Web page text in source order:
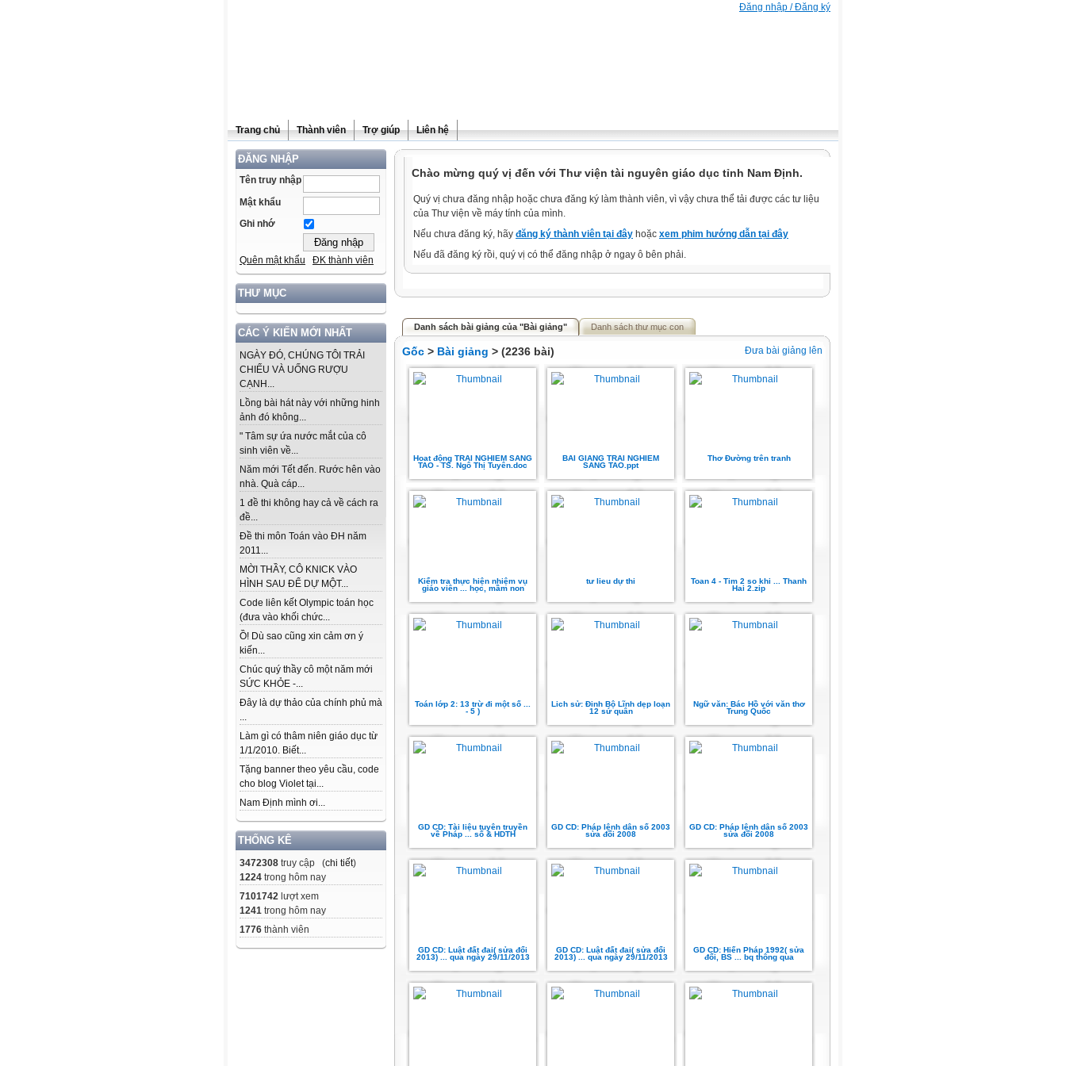
Đăng nhập / Đăng ký
Trang chủ Thành viên Trợ giúp Liên hệ
ĐĂNG NHẬP
Tên truy nhập
Mật khẩu
Ghi nhớ
Quên mật khẩu ĐK thành viên
THƯ MỤC
CÁC Ý KIẾN MỚI NHẤT
NGÀY ĐÓ, CHÚNG TÔI TRẢI
CHIẾU VÀ UỐNG RƯỢU
CẠNH...
Lồng bài hát này với những hinh
ảnh đó không...
" Tâm sự ứa nước mắt của cô
sinh viên về...
Năm mới Tết đến. Rước hên vào
nhà. Quà cáp...
1 đề thi không hay cả về cách ra
đề...
Đề thi môn Toán vào ĐH năm
2011...
MỜI THẦY, CÔ KNICK VÀO
HÌNH SAU ĐỂ DỰ MỘT...
Code liên kết Olympic toán học
(đưa vào khối chức...
Ồ! Dù sao cũng xin cảm ơn ý
kiến...
Chúc quý thầy cô một năm mới
SỨC KHỎE -...
Đây là dự thảo của chính phủ mà
...
Làm gì có thâm niên giáo dục từ
1/1/2010. Biết...
Tặng banner theo yêu cầu, code
cho blog Violet tại...
Nam Định mình ơi...
THỐNG KÊ
3472308 truy cập (chi tiết)
1224 trong hôm nay
7101742 lượt xem
1241 trong hôm nay
1776 thành viên
Chào mừng quý vị đến với Thư viện tài nguyên giáo dục tỉnh Nam Định.
Quý vị chưa đăng nhập hoặc chưa đăng ký làm thành viên, vì vậy chưa thể tải được các tư liệu
của Thư viện về máy tính của mình.
Nếu chưa đăng ký, hãy đăng ký thành viên tại đây hoặc xem phim hướng dẫn tại đây
Nếu đã đăng ký rồi, quý vị có thể đăng nhập ở ngay ô bên phải.
Danh sách bài giảng của "Bài giảng" Danh sách thư mục con
Đưa bài giảng lên
Gốc > Bài giảng > (2236 bài)
Hoat động TRAI NGHIEM SANG
TAO - TS. Ngô Thị Tuyên.doc
BAI GIANG TRAI NGHIEM
SANG TAO.ppt
Thơ Đường trên tranh
Kiểm tra thực hiện nhiệm vụ
giáo viên ... học, mầm non
tư lieu dự thi
Toan 4 - Tim 2 so khi ... Thanh
Hai 2.zip
Toán lớp 2: 13 trừ đi một số ...
- 5 )
Lich sử: Đinh Bộ Lĩnh dẹp loạn
12 sứ quân
Ngữ văn: Bác Hồ với văn thơ
Trung Quốc
GD CD: Tài liệu tuyên truyền
về Pháp ... số & HDTH
GD CD: Pháp lệnh dân số 2003
sửa đổi 2008
GD CD: Pháp lệnh dân số 2003
sửa đổi 2008
GD CD: Luật đất đai( sửa đổi
2013) ... qua ngày 29/11/2013
GD CD: Luật đất đai( sửa đổi
2013) ... qua ngày 29/11/2013
GD CD: Hiến Pháp 1992( sửa
đổi, BS ... bq thông qua